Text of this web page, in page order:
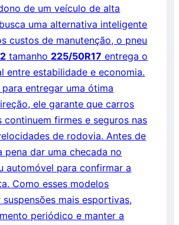
de um veículo de alta
uma alternativa inteligente
custos de manutenção, o pneu
tamanho 225/50R17 entrega o
entre estabilidade e economia.
entregar uma ótima
ele garante que carros
continuem firmes e seguros nas
de rodovia. Antes de
pena dar uma checada no
automóvel para confirmar a
Como esses modelos
mais esportivas,
periódico e manter a